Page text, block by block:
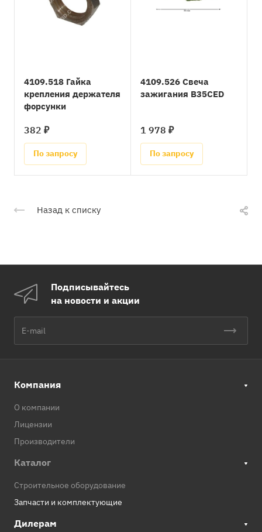
4109.518 Гайка
крепления держателя
форсунки
382 ₽
По запросу
4109.526 Свеча
зажигания B35CED
1 978 ₽
По запросу
Назад к списку
Подписывайтесь
на новости и акции
Компания
О компании
Лицензии
Производители
Каталог
Строительное оборудование
Запчасти и комплектующие
Дилерам